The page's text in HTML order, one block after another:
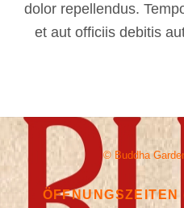
dolor repellendus.
et aut officiis debitis
© Buddha